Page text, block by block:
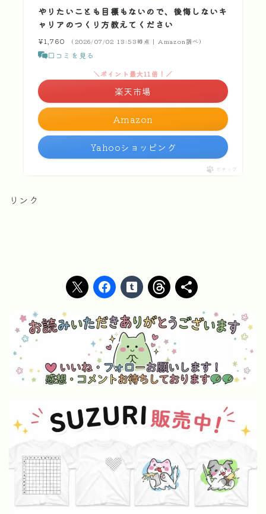
やりたいことも目標もないので、後悔しないキ
ャリアのつくり方教えてください
¥1,760 （2026/07/02 13:53時点 | Amazon調べ）
口コミを見る
Amazon
＼ポイント最大11倍！／
楽天市場
Yahooショッピング
ポチップ
リンク